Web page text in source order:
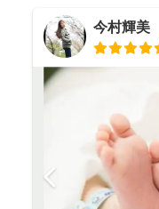
今村輝美